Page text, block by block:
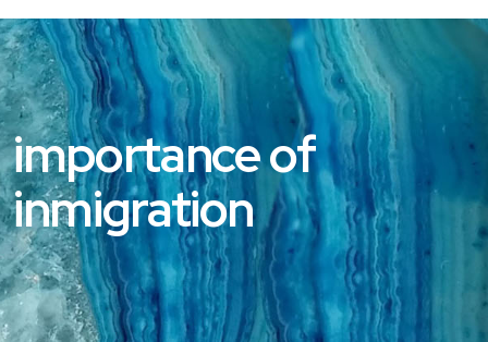
importance of
inmigration